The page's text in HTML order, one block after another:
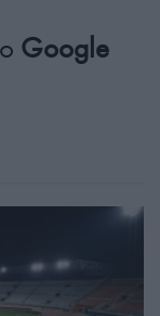
Google